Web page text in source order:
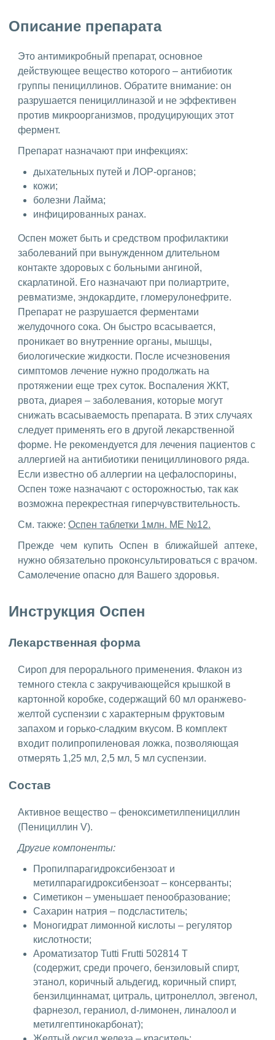
Описание препарата
Это антимикробный препарат, основное
действующее вещество которого – антибиотик
группы пенициллинов. Обратите внимание: он
разрушается пенициллиназой и не эффективен
против микроорганизмов, продуцирующих этот
фермент.
Препарат назначают при инфекциях:
дыхательных путей и ЛОР-органов;
кожи;
болезни Лайма;
инфицированных ранах.
Оспен может быть и средством профилактики
заболеваний при вынужденном длительном
контакте здоровых с больными ангиной,
скарлатиной. Его назначают при полиартрите,
ревматизме, эндокардите, гломерулонефрите.
Препарат не разрушается ферментами
желудочного сока. Он быстро всасывается,
проникает во внутренние органы, мышцы,
биологические жидкости. После исчезновения
симптомов лечение нужно продолжать на
протяжении еще трех суток. Воспаления ЖКТ,
рвота, диарея – заболевания, которые могут
снижать всасываемость препарата. В этих случаях
следует применять его в другой лекарственной
форме. Не рекомендуется для лечения пациентов с
аллергией на антибиотики пенициллинового ряда.
Если известно об аллергии на цефалоспорины,
Оспен тоже назначают с осторожностью, так как
возможна перекрестная гиперчувствительность.
См. также: Оспен таблетки 1млн. МЕ №12.
Прежде чем купить Оспен в ближайшей аптеке,
нужно обязательно проконсультироваться с врачом.
Самолечение опасно для Вашего здоровья.
Инструкция Оспен
Лекарственная форма
Сироп для перорального применения. Флакон из
темного стекла с закручивающейся крышкой в ​​
картонной коробке, содержащий 60 мл оранжево-
желтой суспензии с характерным фруктовым
запахом и горько-сладким вкусом. В комплект
входит полипропиленовая ложка, позволяющая
отмерять 1,25 мл, 2,5 мл, 5 мл суспензии.
Состав
Активное вещество – феноксиметилпенициллин
(Пенициллин V).
Другие компоненты:
Пропилпарагидроксибензоат и
метилпарагидроксибензоат – консерванты;
Симетикон – уменьшает пенообразование;
Сахарин натрия – подсластитель;
Моногидрат лимонной кислоты – регулятор
кислотности;
Ароматизатор Tutti Frutti 502814 T
(содержит, среди прочего, бензиловый спирт,
этанол, коричный альдегид, коричный спирт,
бензилциннамат, цитраль, цитронеллол, эвгенол,
фарнезол, гераниол, d-лимонен, линалоол и
метилгептинокарбонат);